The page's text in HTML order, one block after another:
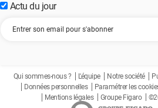
Actu du jour
Qui sommes-nous ? L'équipe Notre société
Données personnelles
Paramétrer les
Mentions légales
Groupe Figaro